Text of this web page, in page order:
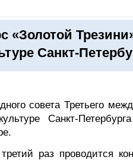
«Золотой
Санкт-
совета Третьего
Санкт-
раз проводится